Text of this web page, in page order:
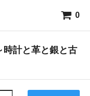
0
時計と革と銀と古